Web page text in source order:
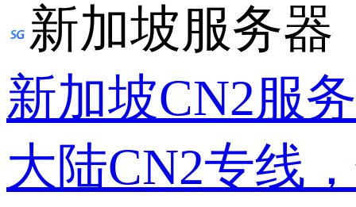
新加坡服务器
新加坡CN2服
大陆CN2专线